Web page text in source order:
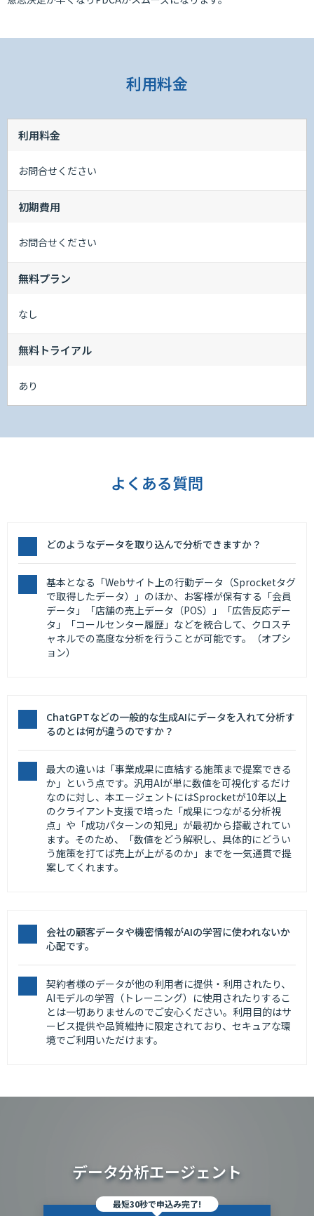
利用料金
利用料金
お問合せください
初期費用
お問合せください
無料プラン
なし
無料トライアル
あり
よくある質問
どのようなデータを取り込んで分析できますか？
基本となる「Webサイト上の行動データ（Sprocketタグ
で取得したデータ）」のほか、お客様が保有する「会員
データ」「店舗の売上データ（POS）」「広告反応デー
タ」「コールセンター履歴」などを統合して、クロスチ
ャネルでの高度な分析を行うことが可能です。（オプシ
ョン）
ChatGPTなどの一般的な生成AIにデータを入れて分析す
るのとは何が違うのですか？
最大の違いは「事業成果に直結する施策まで提案できる
か」という点です。汎用AIが単に数値を可視化するだけ
なのに対し、本エージェントにはSprocketが10年以上
のクライアント支援で培った「成果につながる分析視
点」や「成功パターンの知見」が最初から搭載されてい
ます。そのため、「数値をどう解釈し、具体的にどうい
う施策を打てば売上が上がるのか」までを一気通貫で提
案してくれます。
会社の顧客データや機密情報がAIの学習に使われないか
心配です。
契約者様のデータが他の利用者に提供・利用されたり、
AIモデルの学習（トレーニング）に使用されたりするこ
とは一切ありませんのでご安心ください。利用目的はサ
ービス提供や品質維持に限定されており、セキュアな環
境でご利用いただけます。
データ分析エージェント
最短30秒で申込み完了!